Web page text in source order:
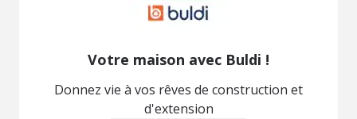
Votre maison avec Buldi !
Donnez vie à vos rêves de construction et
d'extension